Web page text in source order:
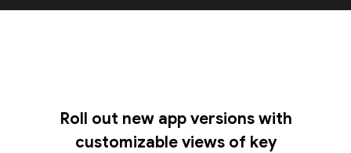
Roll out new app versions with
customizable views of key